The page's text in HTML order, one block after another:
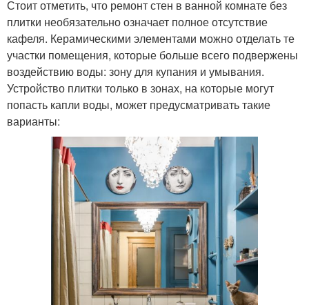
Стоит отметить, что ремонт стен в ванной комнате без
плитки необязательно означает полное отсутствие
кафеля. Керамическими элементами можно отделать те
участки помещения, которые больше всего подвержены
воздействию воды: зону для купания и умывания.
Устройство плитки только в зонах, на которые могут
попасть капли воды, может предусматривать такие
варианты: